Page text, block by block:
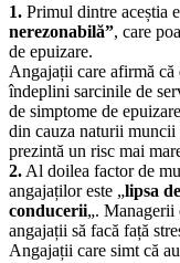
1. Primul dintre aceștia
nerezonabilă”, care
de epuizare.
Angajații care afirmă
îndeplini sarcinile de
de simptome de
din cauza naturii
prezintă un risc mai
2. Al doilea factor de
angajaților este „lipsa
conducerii„. Managerii
angajații să facă față
Angajații care simt că